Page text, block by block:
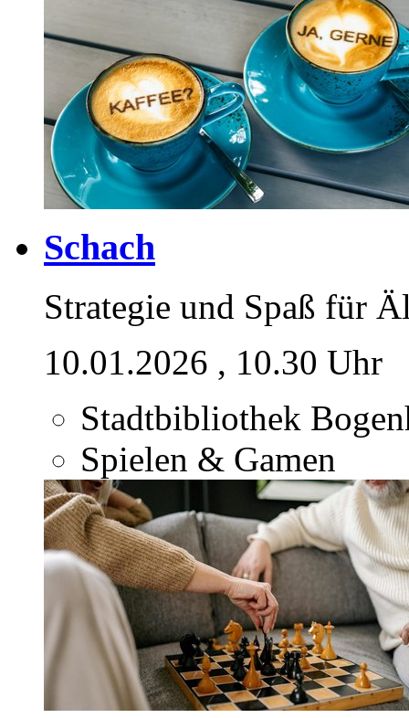
Schach
Strategie und Spaß für
10.01.2026 , 10.30 Uhr
Stadtbibliothek
Spielen & Gamen